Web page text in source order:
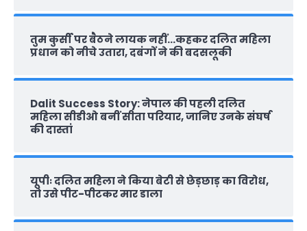
तुम कुर्सी पर बैठने लायक नहीं…कहकर दलित महिला
प्रधान को नीचे उतारा, दबंगों ने की बदसलूकी
Dalit Success Story: नेपाल की पहली दलित
महिला सीडीओ बनीं सीता परियार, जानिए उनके संघर्ष
की दास्‍तां
यूपीः दलित महिला ने किया बेटी से छेड़छाड़ का विरोध,
तो उसे पीट-पीटकर मार डाला